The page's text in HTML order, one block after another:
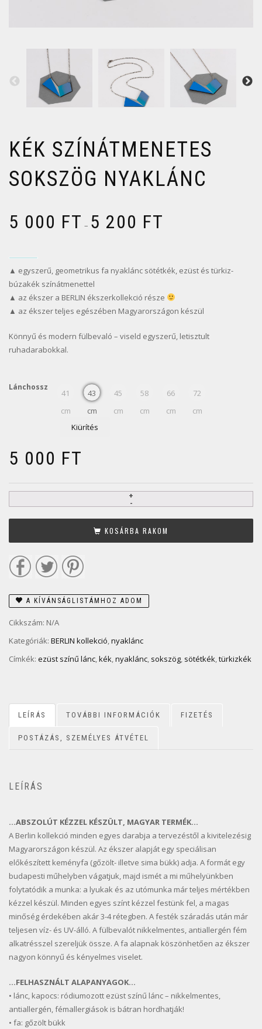
KÉK SZÍNÁTMENETES
SOKSZÖG NYAKLÁNC
5 000 FT – 5 200 FT
▲ egyszerű, geometrikus fa nyaklánc sötétkék, ezüst és türkiz-
búzakék színátmenettel
▲ az ékszer a BERLIN ékszerkollekció része
▲ az ékszer teljes egészében Magyarországon készül
Könnyű és modern fülbevaló – viseld egyszerű, letisztult
ruhadarabokkal.
Lánchossz
41
cm
43
cm
45
cm
58
cm
66
cm
72
cm
Kiürítés
5 000 FT
KOSÁRBA RAKOM
A KÍVÁNSÁGLISTÁMHOZ ADOM
Cikkszám: N/A
Kategóriák: BERLIN kollekció,nyaklánc
Címkék: ezüst színű lánc,kék,nyaklánc, sokszög, sötétkék,türkizkék
LEÍRÁS TOVÁBBI INFORMÁCIÓK FIZETÉS
POSTÁZÁS, SZEMÉLYES ÁTVÉTEL
LEÍRÁS
…ABSZOLÚT KÉZZEL KÉSZÜLT, MAGYAR TERMÉK…
A Berlin kollekció minden egyes darabja a tervezéstől a kivitelezésig
Magyarországon készül. Az ékszer alapját egy speciálisan
előkészített keményfa (gőzölt- illetve sima bükk) adja. A formát egy
budapesti műhelyben vágatjuk, majd ismét a mi műhelyünkben
folytatódik a munka: a lyukak és az utómunka már teljes mértékben
kézzel készül. Minden egyes színt kézzel festünk fel, a magas
minőség érdekében akár 3-4 rétegben. A festék száradás után már
teljesen víz- és UV-álló. A fülbevalót nikkelmentes, antiallergén fém
alkatrésszel szereljük össze. A fa alapnak köszönhetően az ékszer
nagyon könnyű és kényelmes viselet.
…FELHASZNÁLT ALAPANYAGOK…
• lánc, kapocs: ródiumozott ezüst színű lánc – nikkelmentes,
antiallergén, fémallergiások is bátran hordhatják!
• fa: gőzölt bükk